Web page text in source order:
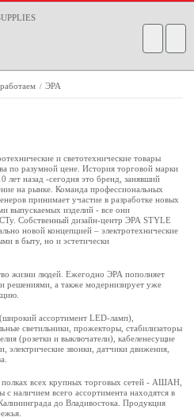
/ ЭРА
и светотехнические товары
по разумной цене. История торговой марки
лет назад -сегодня это бренд, занявший
на рынке. Команда профессиональных
принимает участие в разработке новых
выпускаемых изделий - все они
Собственный дизайн-центр ЭРА STYLE
новой концепцией – электротехнические
в быту, но и эстетически
жизни людей. Ежегодно ЭРА пополняет
решениями, а также модернизирует уже
ассортимент LED-ламп),
светильники, прожекторы, стабилизаторы
(розетки и выключатели), кабеленесущие
электрические звонки, датчики движения,
полках всех крупных торговых сетей - АШАН,
всего ассортимента находятся в
до Владивостока. Продукция